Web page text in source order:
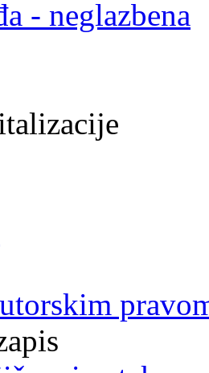
- neglazbena